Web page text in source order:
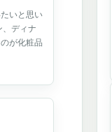
いと思い
、ディナ
が化粧品